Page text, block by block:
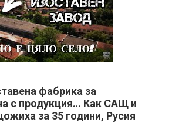
фабрика за
с продукция… Как САЩ и
за 35 години, Русия